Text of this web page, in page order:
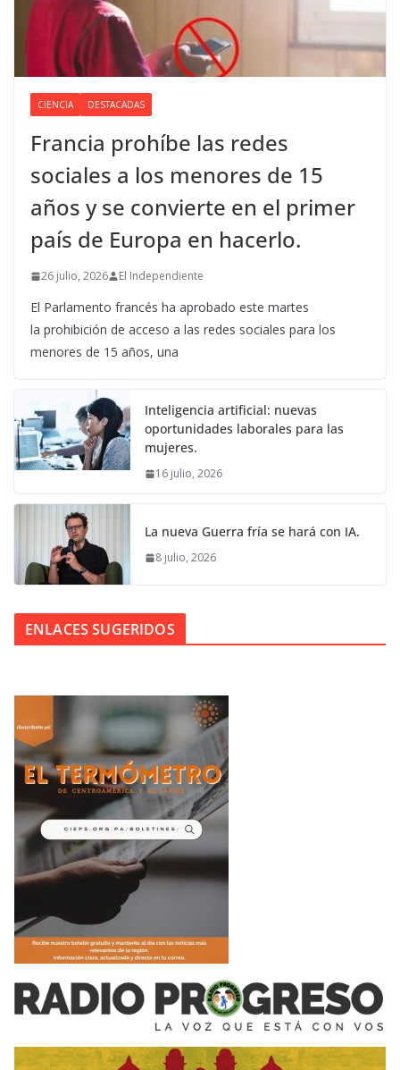
CIENCIA DESTACADAS
Francia prohíbe las redes
sociales a los menores de 15
años y se convierte en el primer
país de Europa en hacerlo.
26 julio, 2026 El Independiente
El Parlamento francés ha aprobado este martes
la prohibición de acceso a las redes sociales para los
menores de 15 años, una
Inteligencia artificial: nuevas
oportunidades laborales para las
mujeres.
16 julio, 2026
La nueva Guerra fría se hará con IA.
8 julio, 2026
ENLACES SUGERIDOS